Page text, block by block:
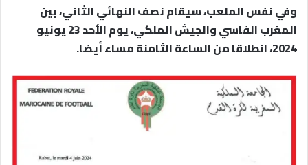
وفي نفس الملعب، سيقام نصف النهائي الثاني، بين
المغرب الفاسي والجيش الملكي، يوم الأحد 23 يونيو
2024، انطلاقا من الساعة الثامنة مساء أيضا.